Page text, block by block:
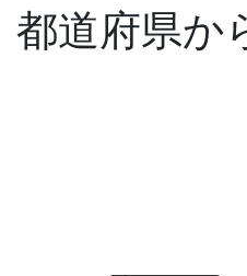
都道府県か